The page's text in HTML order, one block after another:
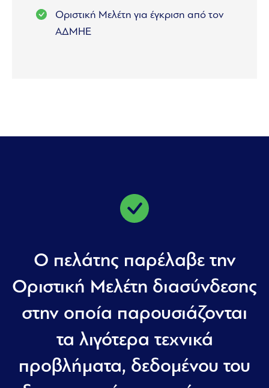
Οριστική Μελέτη για έγκριση από τον
ΑΔΜΗΕ
Ο πελάτης παρέλαβε την
Οριστική Μελέτη διασύνδεσης
στην οποία παρουσιάζονται
τα λιγότερα τεχνικά
προβλήματα, δεδομένου του